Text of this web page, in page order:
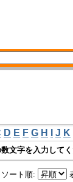
D E F G H J K
文字を入力して
ソート順: